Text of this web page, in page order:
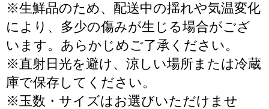
※生鮮品のため、配送中の揺れや気温変化
により、多少の傷みが生じる場合がござ
います。あらかじめご了承ください。
※直射日光を避け、涼しい場所または冷蔵
庫で保存してください。
※玉数・サイズはお選びいただけませ